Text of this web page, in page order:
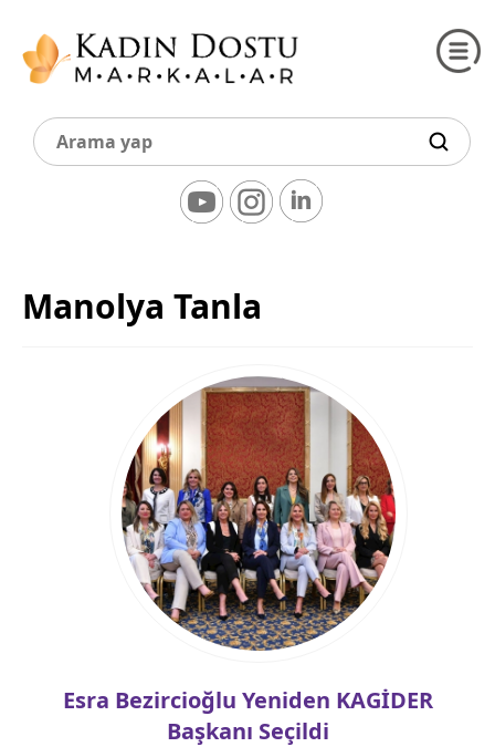
Manolya Tanla
Esra Bezircioğlu Yeniden KAGİDER
Başkanı Seçildi